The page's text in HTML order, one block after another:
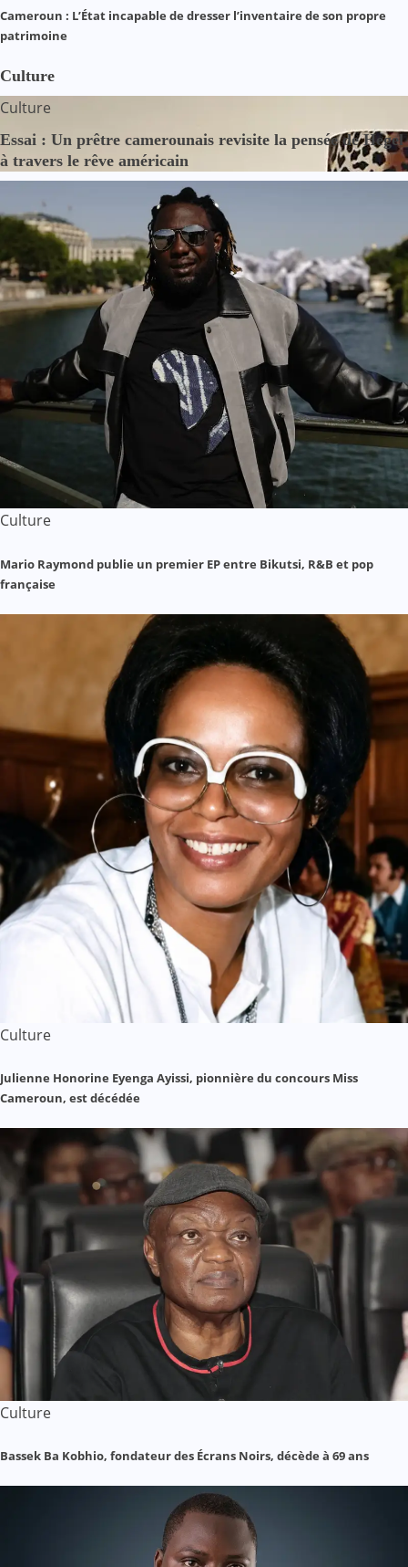
Cameroun : L’État incapable de dresser l’inventaire de son propre
patrimoine
Culture
Culture
Essai : Un prêtre camerounais revisite la pensée de Hegel
à travers le rêve américain
Culture
Mario Raymond publie un premier EP entre Bikutsi, R&B et pop
française
Culture
Julienne Honorine Eyenga Ayissi, pionnière du concours Miss
Cameroun, est décédée
Culture
Bassek Ba Kobhio, fondateur des Écrans Noirs, décède à 69 ans